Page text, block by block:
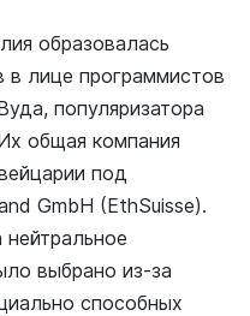
образовалась
лице программистов
популяризатора
общая компания
под
GmbH (EthSuisse).
выбрано из-за
способных